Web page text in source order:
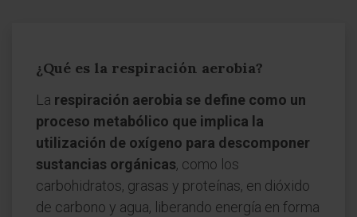
¿Qué es la respiración aerobia?
La respiración aerobia se define como un
proceso metabólico que implica la
utilización de oxígeno para descomponer
sustancias orgánicas, como los
carbohidratos, grasas y proteínas, en dióxido
de carbono y agua, liberando energía en forma